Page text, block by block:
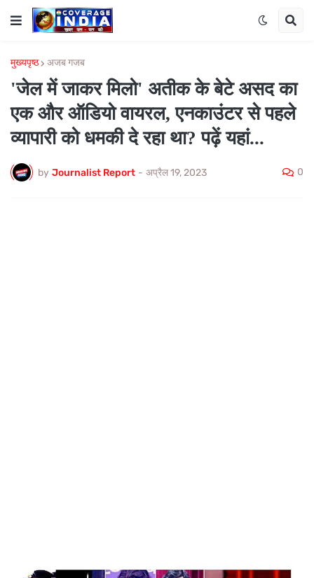
मुख्यपृष्ठ अजब गजब
'जेल में जाकर मिलो' अतीक के बेटे असद का
एक और ऑडियो वायरल, एनकाउंटर से पहले
व्यापारी को धमकी दे रहा था? पढ़ें यहां...
by Journalist Report - अप्रैल 19, 2023 0